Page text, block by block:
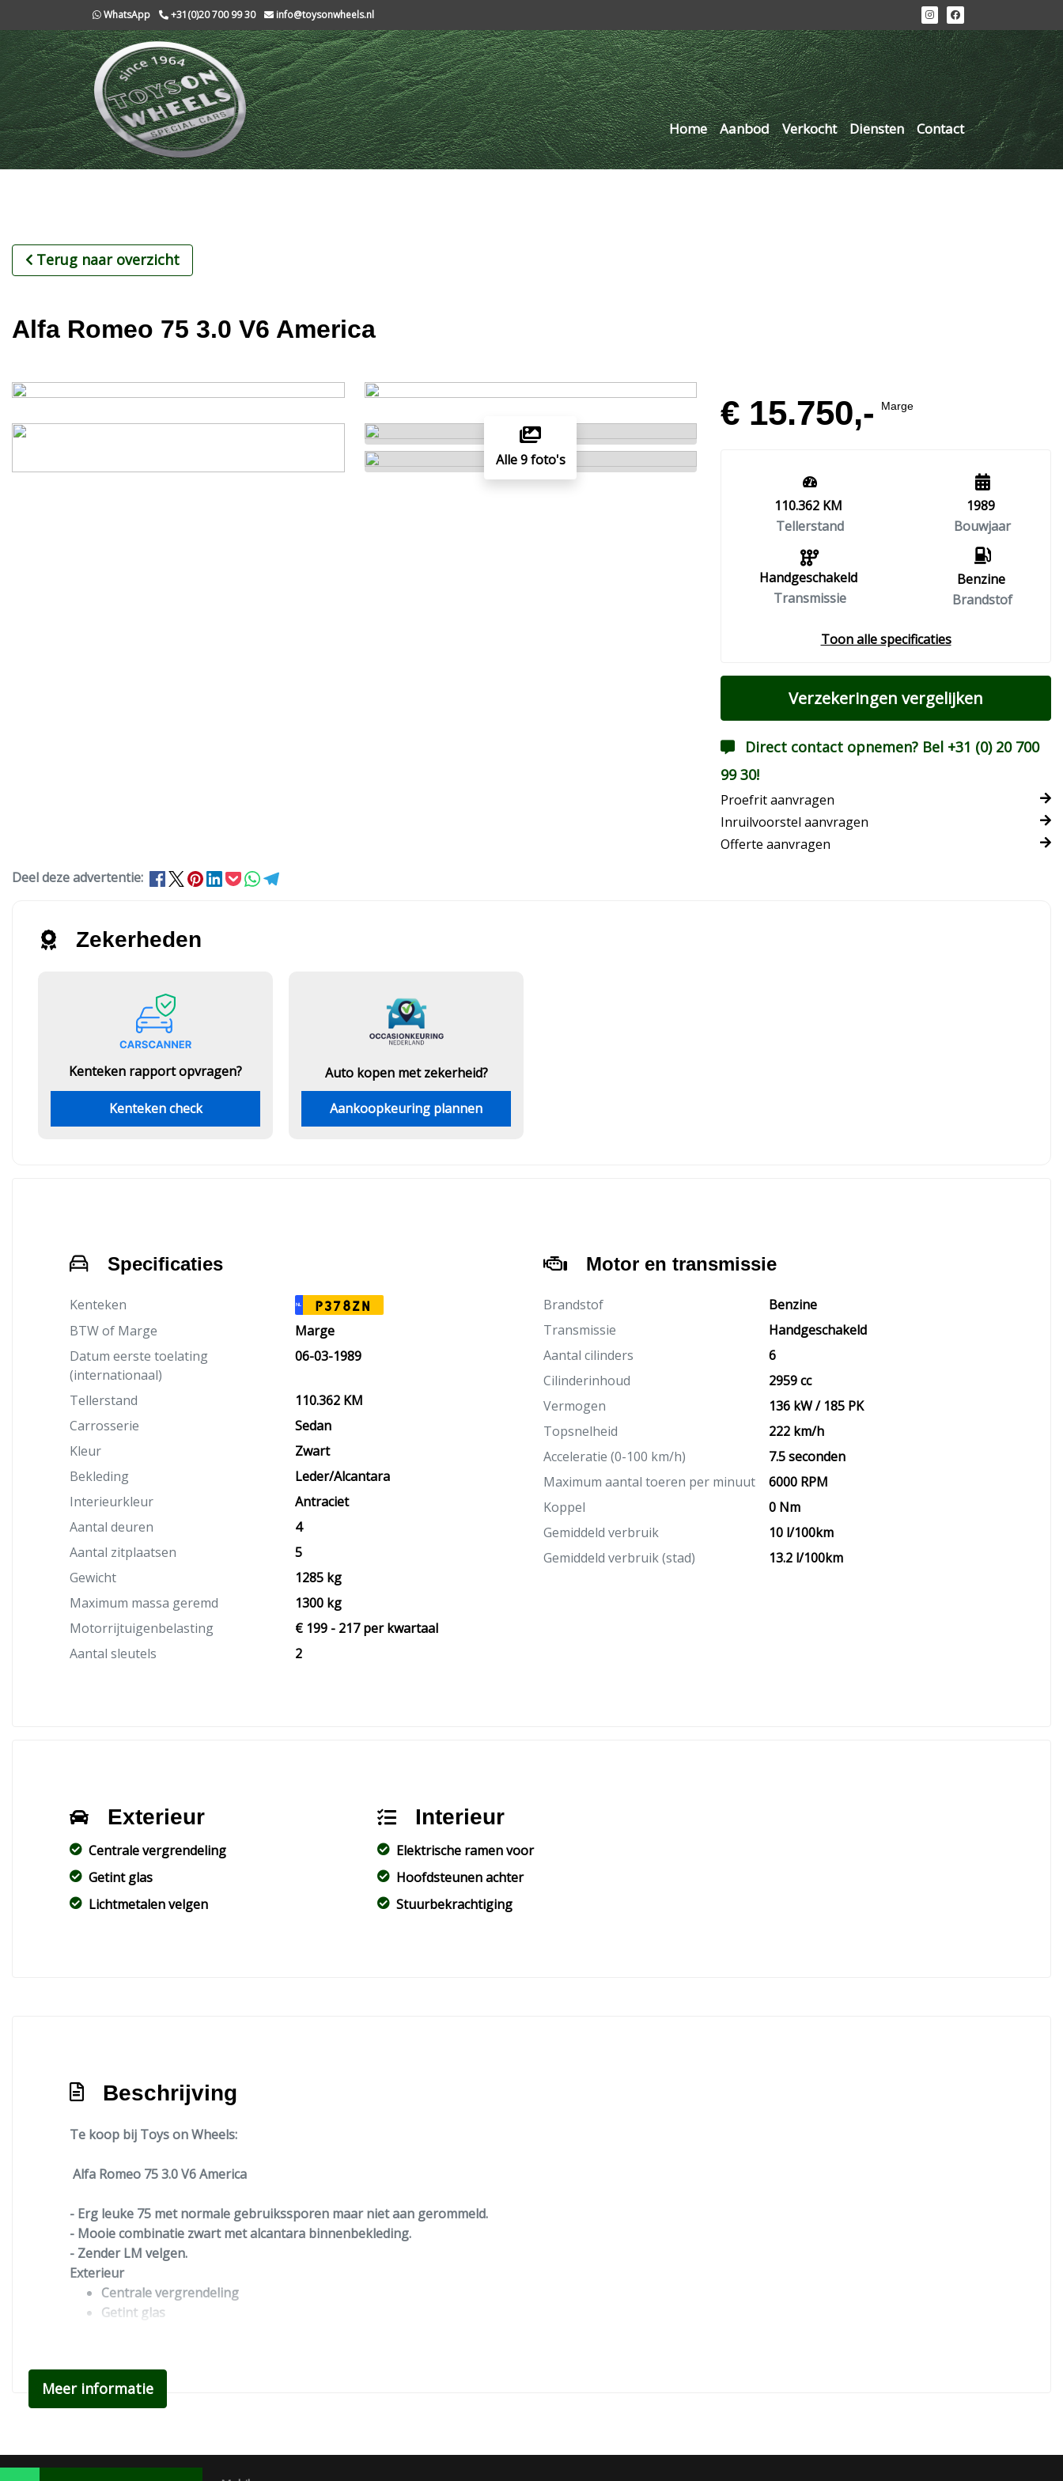
WhatsApp +31(0)20 700 99 30 info@toysonwheels.nl
Home Aanbod Verkocht Diensten Contact
Terug naar overzicht
Alfa Romeo 75 3.0 V6 America
Alle 9 foto's
€ 15.750,- Marge
110.362 KM
Tellerstand
Handgeschakeld
Transmissie
1989
Bouwjaar
Benzine
Brandstof
Toon alle specificaties
Verzekeringen vergelijken
Direct contact opnemen? Bel +31 (0) 20 700
99 30!
Proefrit aanvragen
Inruilvoorstel aanvragen
Offerte aanvragen
Deel deze advertentie:
Zekerheden
Kenteken rapport opvragen?
Kenteken check
Auto kopen met zekerheid?
Aankoopkeuring plannen
Specificaties
Kenteken NL P378ZN
BTW of Marge
Marge
Datum eerste toelating
(internationaal)
06-03-1989
Tellerstand
110.362 KM
Carrosserie
Sedan
Kleur
Zwart
Bekleding
Leder/Alcantara
Interieurkleur
Antraciet
Aantal deuren
4
Aantal zitplaatsen
5
Gewicht
1285 kg
Maximum massa geremd
1300 kg
Motorrijtuigenbelasting
€ 199 - 217 per kwartaal
Aantal sleutels
2
Motor en transmissie
Brandstof
Benzine
Transmissie
Handgeschakeld
Aantal cilinders
6
Cilinderinhoud
2959 cc
Vermogen
136 kW / 185 PK
Topsnelheid
222 km/h
Acceleratie (0-100 km/h)
7.5 seconden
Maximum aantal toeren per minuut
6000 RPM
Koppel
0 Nm
Gemiddeld verbruik
10 l/100km
Gemiddeld verbruik (stad)
13.2 l/100km
Exterieur
Centrale vergrendeling
Getint glas
Lichtmetalen velgen
Interieur
Elektrische ramen voor
Hoofdsteunen achter
Stuurbekrachtiging
Beschrijving
Te koop bij Toys on Wheels:
Alfa Romeo 75 3.0 V6 America
- Erg leuke 75 met normale gebruikssporen maar niet aan gerommeld.
- Mooie combinatie zwart met alcantara binnenbekleding.
- Zender LM velgen.
Exterieur
Centrale vergrendeling
Getint glas
Elektrische ramen voor
Hoofdsteunen achter
Toy Shop Special Cars B.V.
Meer informatie